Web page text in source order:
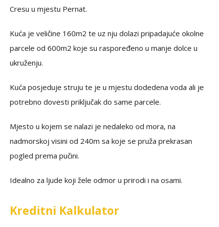
Cresu u mjestu Pernat.
Kuća je veličine 160m2 te uz nju dolazi pripadajuće okolne
parcele od 600m2 koje su raspoređeno u manje dolce u
ukruženju.
Kuća posjeduje struju te je u mjestu dodedena voda ali je
potrebno dovesti priključak do same parcele.
Mjesto u kojem se nalazi je nedaleko od mora, na
nadmorskoj visini od 240m sa koje se pruža prekrasan
pogled prema pučini.
Idealno za ljude koji žele odmor u prirodi i na osami.
Kreditni Kalkulator